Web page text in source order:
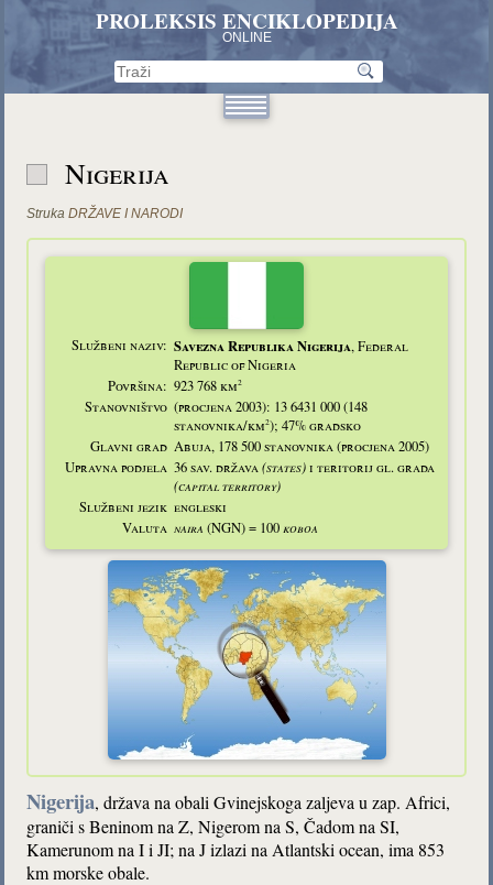
PROLEKSIS ENCIKLOPEDIJA
ONLINE
Nigerija
Struka DRŽAVE I NARODI
Službeni naziv: Savezna Republika Nigerija, Federal
Republic of Nigeria
Površina: 923 768 km2
Stanovništvo (procjena 2003): 13 6431 000 (148
stanovnika/km2); 47% gradsko
Glavni grad Abuja, 178 500 stanovnika (procjena 2005)
Upravna podjela 36 sav. država(states)i teritorij gl. grada
(capital territory)
Službeni jezik engleski
Valuta naira(NGN) = 100koboa
Nigerija, država na obali Gvinejskoga zaljeva u zap. Africi,
graniči s Beninom na Z, Nigerom na S, Čadom na SI,
Kamerunom na I i JI; na J izlazi na Atlantski ocean, ima 853
km morske obale.